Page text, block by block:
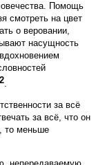
Помощь
смотреть на цвет
о веровании,
насущность
2.
за всё
за всё, что он
то меньше